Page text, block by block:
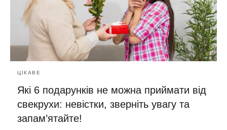
ЦІКАВЕ
Які 6 подарунків не можна приймати від
свекрухи: невістки, зверніть увагу та
запам’ятайте!